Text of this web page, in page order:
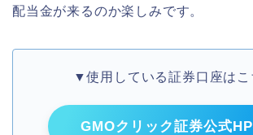
配当金が来るのか楽しみです。
▼使用している証券口座は
GMOクリック証券公式